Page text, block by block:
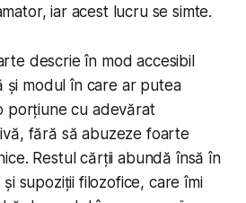
iar acest lucru se simte.
descrie în mod accesibil
și modul în care ar putea
porțiune cu adevărat
fără să abuzeze foarte
Restul cărții abundă însă în
supoziții filozofice, care îmi